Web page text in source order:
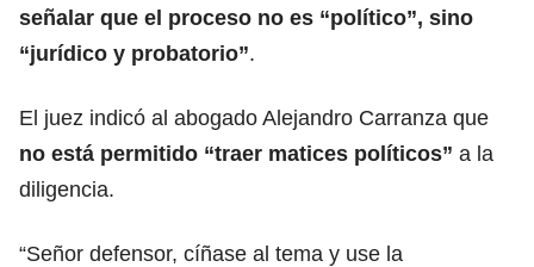
señalar que el proceso no es “político”, sino
“jurídico y probatorio”.
El juez indicó al abogado Alejandro Carranza que
no está permitido “traer matices políticos” a la
diligencia.
“Señor defensor, cíñase al tema y use la